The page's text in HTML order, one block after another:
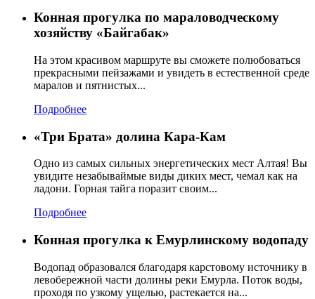
Конная прогулка по мараловодческому
хозяйству «Байгабак»
На этом красивом маршруте вы сможете полюбоваться
прекрасными пейзажами и увидеть в естественной среде
маралов и пятнистых...
Подробнее
«Три Брата» долина Кара-Кам
Одно из самых сильных энергетических мест Алтая! Вы
увидите незабываймые виды диких мест, чемал как на
ладони. Горная тайга поразит своим...
Подробнее
Конная прогулка к Емурлинскому водопаду
Водопад образовался благодаря карстовому источнику в
левобережной части долины реки Емурла. Поток воды,
проходя по узкому ущелью, растекается на...